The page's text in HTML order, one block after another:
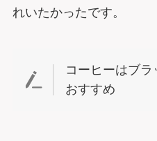
れいたかったです。
コーヒーはブ
おすすめ